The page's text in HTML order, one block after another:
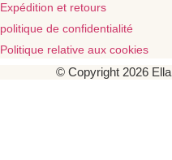
Expédition et retours
politique de confidentialité
Politique relative aux cookies
© Copyright 2026